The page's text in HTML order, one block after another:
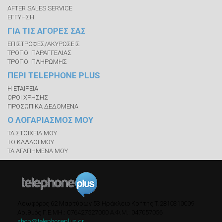
AFTER SALES SERVICE
ΕΓΓΥΗΣΗ
ΓΙΑ ΤΙΣ ΑΓΟΡΕΣ ΣΑΣ
ΕΠΙΣΤΡΟΦΕΣ/ΑΚΥΡΩΣΕΙΣ
ΤΡΟΠΟΙ ΠΑΡΑΓΓΕΛΙΑΣ
ΤΡΟΠΟΙ ΠΛΗΡΩΜΗΣ
ΠΕΡΙ TELEPHONE PLUS
Η ΕΤΑΙΡΕΙΑ
ΟΡΟΙ ΧΡΗΣΗΣ
ΠΡΟΣΩΠΙΚΑ ΔΕΔΟΜΕΝΑ
Ο ΛΟΓΑΡΙΑΣΜΟΣ ΜΟΥ
ΤΑ ΣΤΟΙΧΕΙΑ ΜΟΥ
ΤΟ ΚΑΛΑΘΙ ΜΟΥ
ΤΑ ΑΓΑΠΗΜΕΝΑ ΜΟΥ